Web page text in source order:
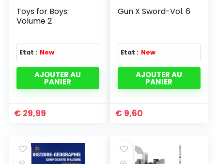
Toys for Boys:
Volume 2
Etat : New
AJOUTER AU
PANIER
€ 29,99
Gun X Sword-Vol. 6
Etat : New
AJOUTER AU
PANIER
€ 9,60